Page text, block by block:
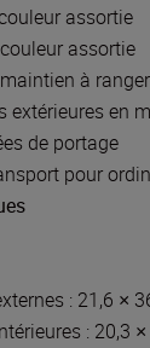
assortie
assortie
à ranger
extérieures en
de portage
pour
: 21,6 ×
: 20,3